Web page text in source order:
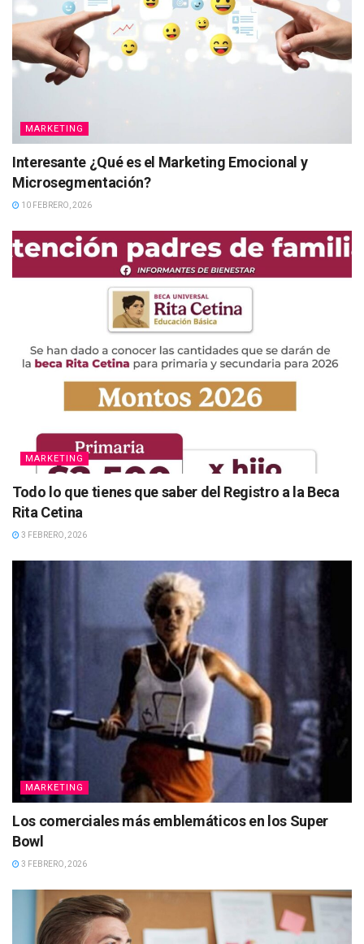
MARKETING
Interesante ¿Qué es el Marketing Emocional y
Microsegmentación?
10 FEBRERO, 2026
MARKETING
Todo lo que tienes que saber del Registro a la Beca
Rita Cetina
3 FEBRERO, 2026
MARKETING
Los comerciales más emblemáticos en los Super
Bowl
3 FEBRERO, 2026